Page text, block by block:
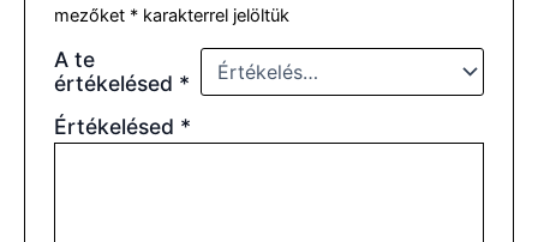
mezőket * karakterrel jelöltük
A te
értékelésed *
Értékelésed *